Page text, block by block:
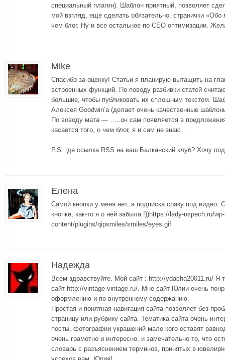
специальный плагин). Шаблон приятный, позволяет
мой взгляд, еще сделать обязательно: странички «Обо
чем блог. Ну и все остальное по СЕО оптимизации.
Mike
Спасибо за оценку! Статьи я планирую вытащить на
встроенных функций. По поводу разбивки статей
большие, чтобы публиковать их сплошным текстом.
Алексея Goodwin’а (делает очень качественные
По воводу мата — …..он сам появляется в
касается того, о чем блог, я и сам не знаю…
P.S. где ссылка RSS на ваш Балканский клуб? Хочу
Елена
Самой кнопки у меня нет, а подписка сразу под видео.
кнопке, как-то я о ней забыла !))https://lady-uspech.ru/wp-
content/plugins/qipsmiles/smiles/eyes.gif
Надежда
Всем здравствуйте. Мой сайт : http://ydacha20011.ru/ Я
сайт http://vintage-vintage.ru/. Мне сайт Юлии очень
оформлению и по внутреннему содержанию.
Простая и понятная навигация сайта позволяет без
страницу или рубрику сайта. Тематика сайта очень
посты, фотографии украшений мало кого оставят
очень грамотно и интересно, и замечательно то, что
словарь с разъяснением терминов, принятых в